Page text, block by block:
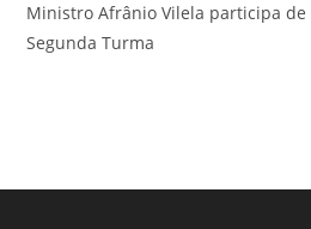
Ministro Afrânio Vilela participa
Segunda Turma